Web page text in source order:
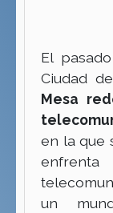
El
Ciudad
Mesa
en la que
un